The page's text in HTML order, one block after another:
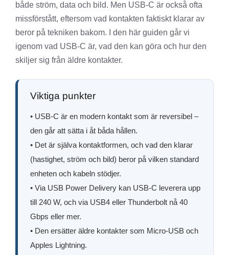
både ström, data och bild. Men USB-C är också ofta
missförstått, eftersom vad kontakten faktiskt klarar av
beror på tekniken bakom. I den här guiden går vi
igenom vad USB-C är, vad den kan göra och hur den
skiljer sig från äldre kontakter.
Viktiga punkter
• USB-C är en modern kontakt som är reversibel –
den går att sätta i åt båda hållen.
• Det är själva kontaktformen, och vad den klarar
(hastighet, ström och bild) beror på vilken standard
enheten och kabeln stödjer.
• Via USB Power Delivery kan USB-C leverera upp
till 240 W, och via USB4 eller Thunderbolt nå 40
Gbps eller mer.
• Den ersätter äldre kontakter som Micro-USB och
Apples Lightning.